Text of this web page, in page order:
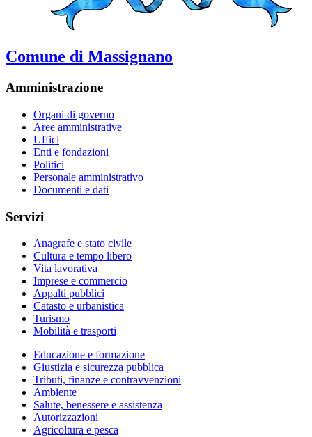
Comune di Massignano
Amministrazione
Organi di governo
Aree amministrative
Uffici
Enti e fondazioni
Politici
Personale amministrativo
Documenti e dati
Servizi
Anagrafe e stato civile
Cultura e tempo libero
Vita lavorativa
Imprese e commercio
Appalti pubblici
Catasto e urbanistica
Turismo
Mobilità e trasporti
Educazione e formazione
Giustizia e sicurezza pubblica
Tributi, finanze e contravvenzioni
Ambiente
Salute, benessere e assistenza
Autorizzazioni
Agricoltura e pesca